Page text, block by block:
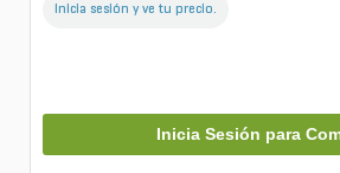
Inicia sesión y ve tu precio.
Inicia Sesión para